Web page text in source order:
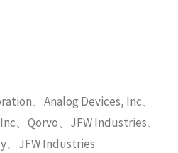
、Analog Devices, Inc、
、Qorvo、JFW Industries、
、JFW Industries